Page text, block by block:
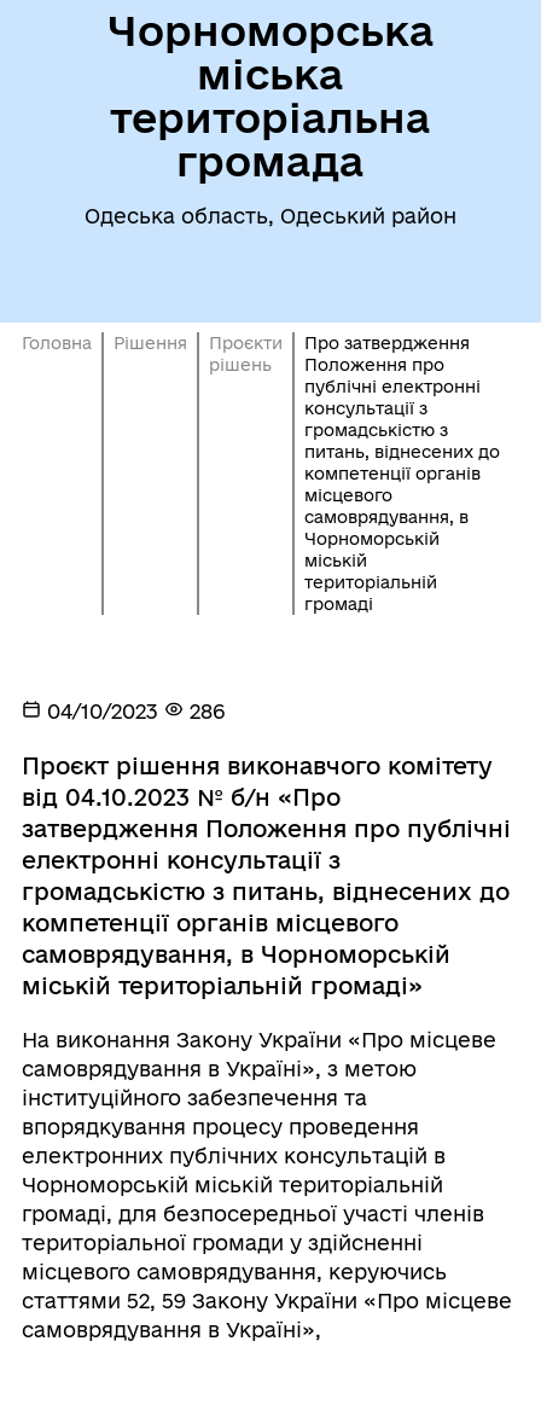
Чорноморська
міська
територіальна
громада
Одеська область, Одеський район
Головна Рішення
Проєкти
рішень
Про затвердження
Положення про
публічні електронні
консультації з
громадськістю з
питань, віднесених до
компетенції органів
місцевого
самоврядування, в
Чорноморській
міській
територіальній
громаді
04/10/2023 286
Проєкт рішення виконавчого комітету
від 04.10.2023 № б/н «Про
затвердження Положення про публічні
електронні консультації з
громадськістю з питань, віднесених до
компетенції органів місцевого
самоврядування, в Чорноморській
міській територіальній громаді»
На виконання Закону України «Про місцеве
самоврядування в Україні», з метою
інституційного забезпечення та
впорядкування процесу проведення
електронних публічних консультацій в
Чорноморській міській територіальній
громаді, для безпосередньої участі членів
територіальної громади у здійсненні
місцевого самоврядування, керуючись
статтями 52, 59 Закону України «Про місцеве
самоврядування в Україні»,